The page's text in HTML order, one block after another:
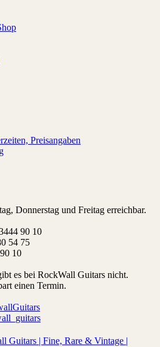
Preisangaben
Donnerstag und Freitag erreichbar.
90 10
54 75
10
es bei RockWall Guitars nicht.
einen Termin.
Guitars | Fine, Rare & Vintage |